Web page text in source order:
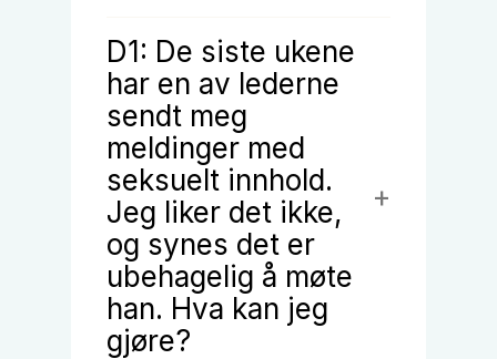
D1: De siste ukene
har en av lederne
sendt meg
meldinger med
seksuelt innhold.
Jeg liker det ikke,
og synes det er
ubehagelig å møte
han. Hva kan jeg
gjøre?